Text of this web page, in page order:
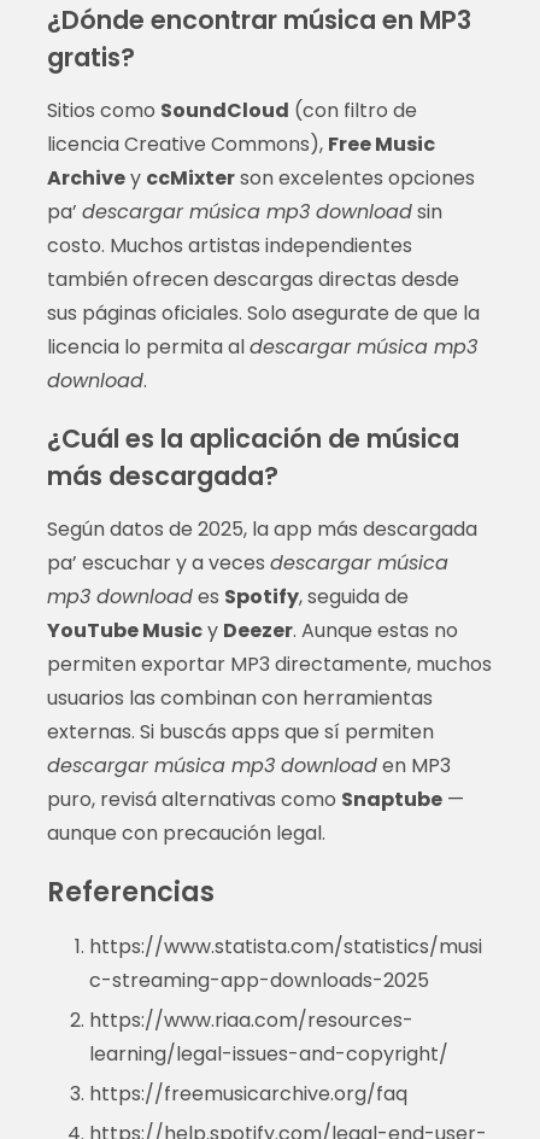
¿Dónde encontrar música en MP3
gratis?
Sitios como SoundCloud (con filtro de
licencia Creative Commons), Free Music
Archivey ccMixterson excelentes opciones
pa’ descargar música mp3 downloadsin
costo. Muchos artistas independientes
también ofrecen descargas directas desde
sus páginas oficiales. Solo asegurate de que la
licencia lo permita aldescargar música mp3
download.
¿Cuál es la aplicación de música
más descargada?
Según datos de 2025, la app más descargada
pa’ escuchar y a veces descargar música
mp3 downloades Spotify, seguida de
YouTube Musicy Deezer. Aunque estas no
permiten exportar MP3 directamente, muchos
usuarios las combinan con herramientas
externas. Si buscás apps que sí permiten
descargar música mp3 downloaden MP3
puro, revisá alternativas como Snaptube—
aunque con precaución legal.
Referencias
https://www.statista.com/statistics/musi
c-streaming-app-downloads-2025
https://www.riaa.com/resources-
learning/legal-issues-and-copyright/
https://freemusicarchive.org/faq
https://help.spotify.com/legal-end-user-